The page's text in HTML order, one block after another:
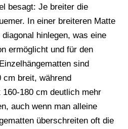
besagt: Je breiter die
In einer breiteren Matte
hinlegen, was eine
ermöglicht und für den
sind
cm breit, während
160-180 cm deutlich mehr
auch wenn man alleine
überschreiten oft die